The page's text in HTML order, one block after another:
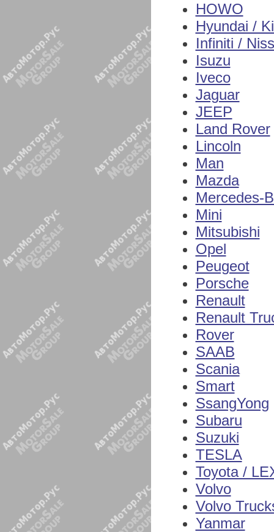
HOWO
Hyundai /
Infiniti /
Isuzu
Iveco
Jaguar
JEEP
Land Rover
Lincoln
Man
Mazda
Mercedes-
Mini
Mitsubishi
Opel
Peugeot
Porsche
Renault
Renault
Rover
SAAB
Scania
Smart
SsangYong
Subaru
Suzuki
TESLA
Toyota /
Volvo
Volvo
Yanmar